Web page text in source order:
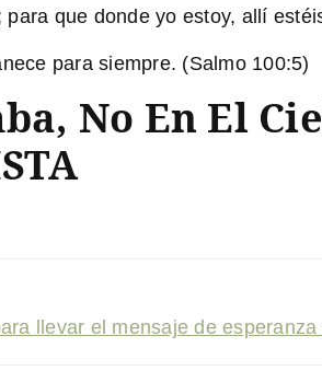
que donde yo estoy, allí
para siempre. (Salmo 100:5)
No En El
llevar el mensaje de esperanza